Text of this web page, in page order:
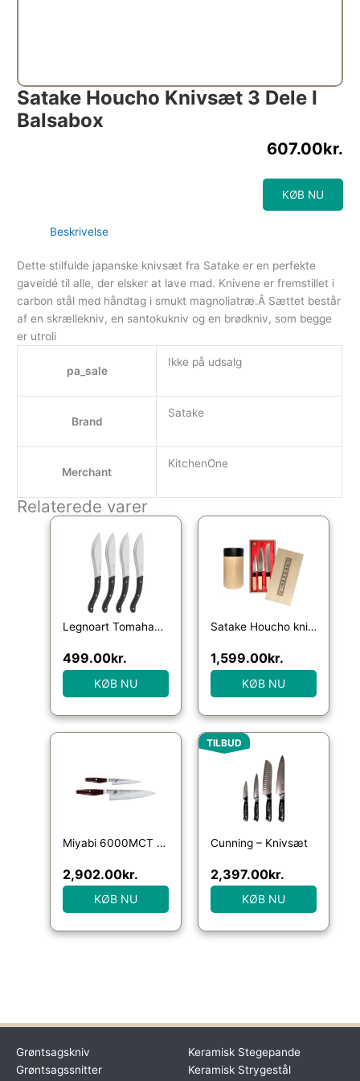
Satake Houcho Knivsæt 3 Dele I
Balsabox
607.00kr.
KØB NU
Beskrivelse
Dette stilfulde japanske knivsæt fra Satake er en perfekte
gaveidé til alle, der elsker at lave mad. Knivene er fremstillet i
carbon stål med håndtag i smukt magnoliatræ.Â Sættet består
af en skrællekniv, en santokukniv og en brødkniv, som begge
er utroli
pa_sale
Ikke på udsalg
Brand
Satake
Merchant
KitchenOne
Relaterede varer
Legnoart Tomahawk steakkniv, mørkt træ, 4 stk.
499.00kr.
KØB NU
Satake Houcho knivsæt med knivblok, 4 dele
1,599.00kr.
KØB NU
Miyabi 6000MCT 2-dels knivsæt
2,902.00kr.
KØB NU
TILBUD
Cunning – Knivsæt
Den oprindelige pris
2,397.00kr.
Den
KØB NU
Grøntsagskniv
Grøntsagssnitter
Keramisk Stegepande
Keramisk Strygestål